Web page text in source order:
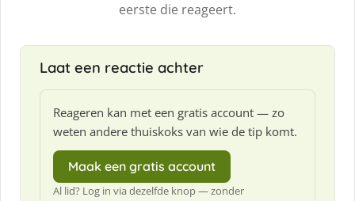
eerste die reageert.
Laat een reactie achter
Reageren kan met een gratis account — zo
weten andere thuiskoks van wie de tip komt.
Maak een gratis account
Al lid? Log in via dezelfde knop — zonder